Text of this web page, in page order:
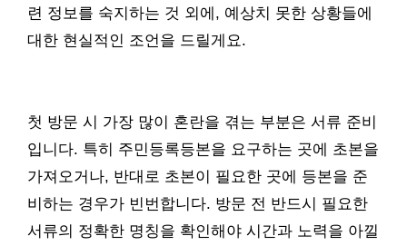
련 정보를 숙지하는 것 외에, 예상치 못한 상황들에
대한 현실적인 조언을 드릴게요.
첫 방문 시 가장 많이 혼란을 겪는 부분은 서류 준비
입니다. 특히 주민등록등본을 요구하는 곳에 초본을
가져오거나, 반대로 초본이 필요한 곳에 등본을 준
비하는 경우가 빈번합니다. 방문 전 반드시 필요한
서류의 정확한 명칭을 확인해야 시간과 노력을 아낄